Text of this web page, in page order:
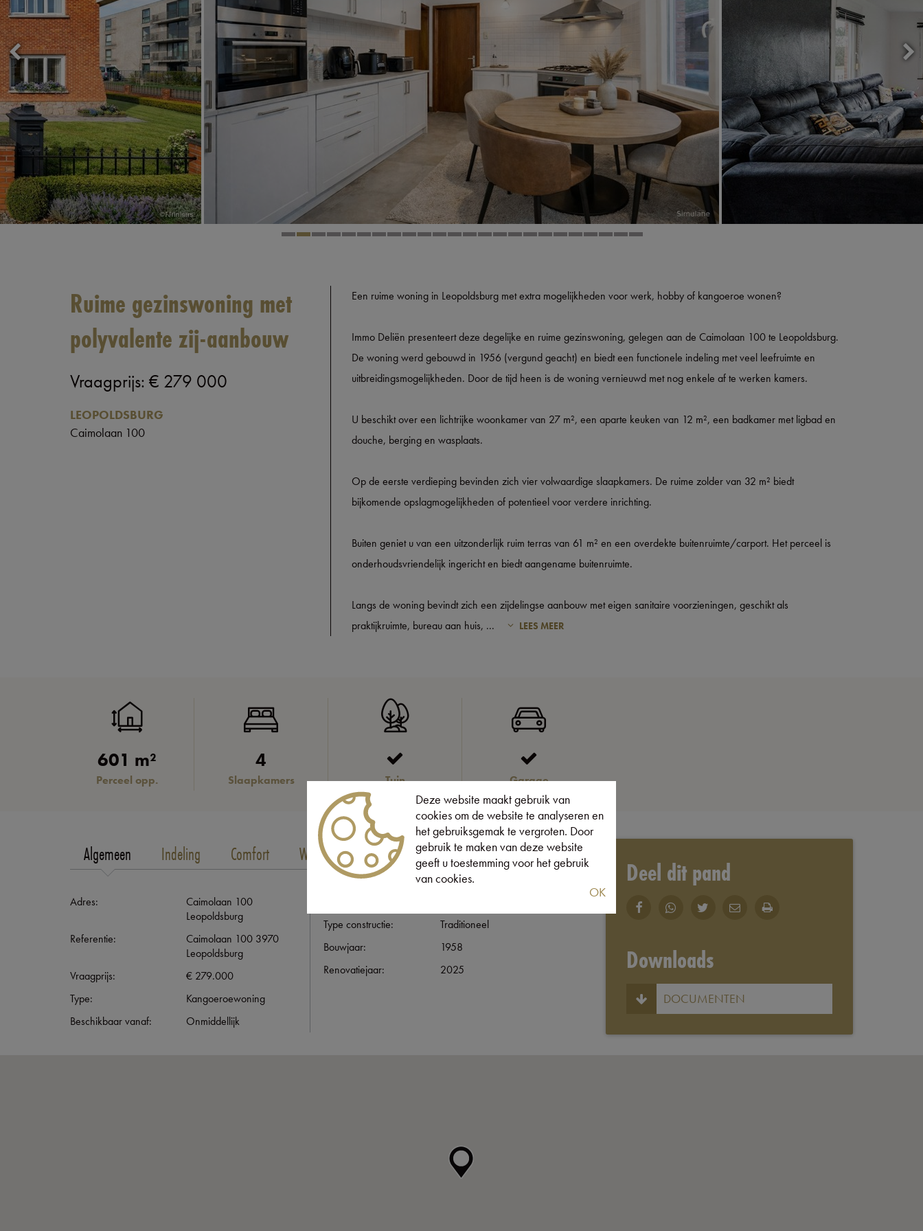
Ruime gezinswoning met
polyvalente zij-aanbouw
Vraagprijs: € 279 000
LEOPOLDSBURG
Caimolaan 100
Een ruime woning in Leopoldsburg met extra mogelijkheden voor werk, hobby of kangoeroe wonen?
Immo Deliën presenteert deze degelijke en ruime gezinswoning, gelegen aan de Caimolaan 100 te Leopoldsburg.
De woning werd gebouwd in 1956 (vergund geacht) en biedt een functionele indeling met veel leefruimte en
uitbreidingsmogelijkheden. Door de tijd heen is de woning vernieuwd met nog enkele af te werken kamers.
U beschikt over een lichtrijke woonkamer van 27 m², een aparte keuken van 12 m², een badkamer met ligbad en
douche, berging en wasplaats.
Op de eerste verdieping bevinden zich vier volwaardige slaapkamers. De ruime zolder van 32 m² biedt
bijkomende opslagmogelijkheden of potentieel voor verdere inrichting.
Buiten geniet u van een uitzonderlijk ruim terras van 61 m² en een overdekte buitenruimte/carport. Het perceel is
onderhoudsvriendelijk ingericht en biedt aangename buitenruimte.
Langs de woning bevindt zich een zijdelingse aanbouw met eigen sanitaire voorzieningen, geschikt als
praktijkruimte, bureau aan huis, ... LEES MEER
601 m²
Perceel opp.
4
Slaapkamers Tuin Garage
Algemeen Indeling Comfort Wettelijke gegevens
Adres:
Caimolaan 100
Leopoldsburg
Referentie:
Caimolaan 100 3970
Leopoldsburg
Vraagprijs:
€ 279.000
Type:
Kangoeroewoning
Beschikbaar vanaf:
Onmiddellijk
Type constructie:
Traditioneel
Bouwjaar:
1958
Renovatiejaar:
2025
Deel dit pand
Downloads
DOCUMENTEN
Deze website maakt gebruik van
cookies om de website te analyseren en
het gebruiksgemak te vergroten. Door
gebruik te maken van deze website
geeft u toestemming voor het gebruik
van cookies.
OK